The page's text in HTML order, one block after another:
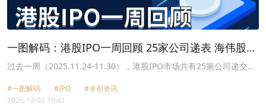
一图解码：港股IPO一周回顾 25家公司递表 海伟股份
上市首日破发
过去一周（2025.11.24-11.30），港股IPO市场共有25家公司递交上
卓创资讯（301299.SZ）和活力集团等；
#一图解码 #IPO
#卓创资讯
2025-12-02 10:41